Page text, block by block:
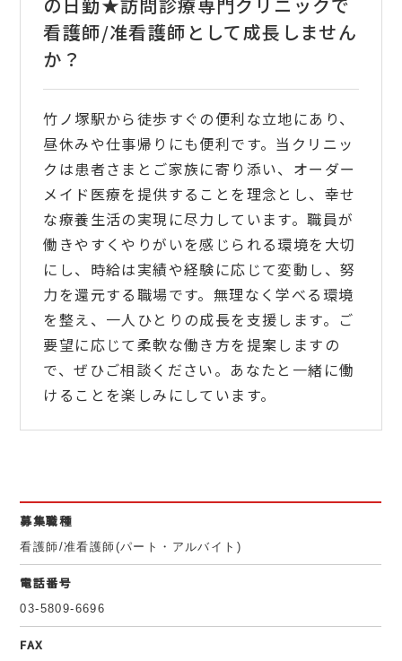
看護師/准看護師として成長しません
か？
竹ノ塚駅から徒歩すぐの便利な立地にあり、
昼休みや仕事帰りにも便利です。当クリニッ
クは患者さまとご家族に寄り添い、オーダー
メイド医療を提供することを理念とし、幸せ
な療養生活の実現に尽力しています。職員が
働きやすくやりがいを感じられる環境を大切
にし、時給は実績や経験に応じて変動し、努
力を還元する職場です。無理なく学べる環境
を整え、一人ひとりの成長を支援します。ご
要望に応じて柔軟な働き方を提案しますの
で、ぜひご相談ください。あなたと一緒に働
けることを楽しみにしています。
募集職種
看護師/准看護師(パート・アルバイト)
電話番号
03-5809-6696
FAX